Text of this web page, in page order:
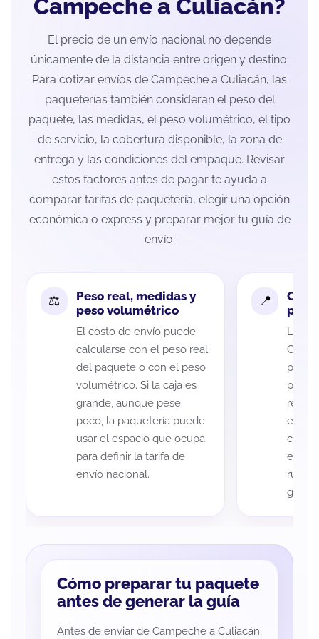
Campeche a Culiacán?
El precio de un envío nacional no depende
únicamente de la distancia entre origen y destino.
Para cotizar envíos de Campeche a Culiacán, las
paqueterías también consideran el peso del
paquete, las medidas, el peso volumétrico, el tipo
de servicio, la cobertura disponible, la zona de
entrega y las condiciones del empaque. Revisar
estos factores antes de pagar te ayuda a
comparar tarifas de paquetería, elegir una opción
económica o express y preparar mejor tu guía de
envío.
Peso real, medidas y
peso volumétrico
El costo de envío puede
calcularse con el peso real
del paquete o con el peso
volumétrico. Si la caja es
grande, aunque pese
poco, la paquetería puede
usar el espacio que ocupa
para definir la tarifa de
envío nacional.
La
cada
es
ruta
guía
Cómo preparar tu paquete
antes de generar la guía
Antes de enviar de Campeche a Culiacán,